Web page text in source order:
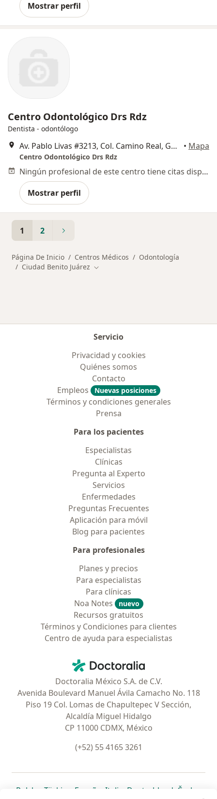
Mostrar perfil
Centro Odontológico Drs Rdz
Dentista - odontólogo
Av. Pablo Livas #3213, Col. Camino Real, Guadalupe • Mapa
Centro Odontológico Drs Rdz
Ningún profesional de este centro tiene citas disponibles
Mostrar perfil
1 2
Página De Inicio Centros Médicos
Odontología
Ciudad Benito Juárez Cambiar de ciudad
Servicio
Privacidad y cookies
Quiénes somos
Contacto
Empleos
Nuevas posiciones
Términos y condiciones generales
Prensa
Para los pacientes
Especialistas
Clínicas
Pregunta al Experto
Servicios
Enfermedades
Preguntas Frecuentes
Aplicación para móvil
Blog para pacientes
Para profesionales
Planes y precios
Para especialistas
Para clínicas
Noa Notes
nuevo
Recursos gratuitos
Términos y Condiciones para clientes
Centro de ayuda para especialistas
Doctoralia - Página de inicio
Doctoralia México S.A. de C.V.
Avenida Boulevard Manuel Ávila Camacho No. 118
Piso 19 Col. Lomas de Chapultepec V Sección,
Alcaldía Miguel Hidalgo
CP 11000 CDMX, México
(+52) 55 4165 3261
Polska se abre en una nueva pestaña
Türkiye se abre en una nueva pestaña
España se abre en una nueva pestaña
Italia se abre en una nueva
Deutschlandse abre en
Česko